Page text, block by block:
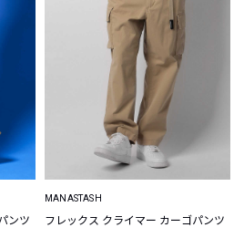
ンツ
MANASTASH
フレックス クライマー カーゴパンツ